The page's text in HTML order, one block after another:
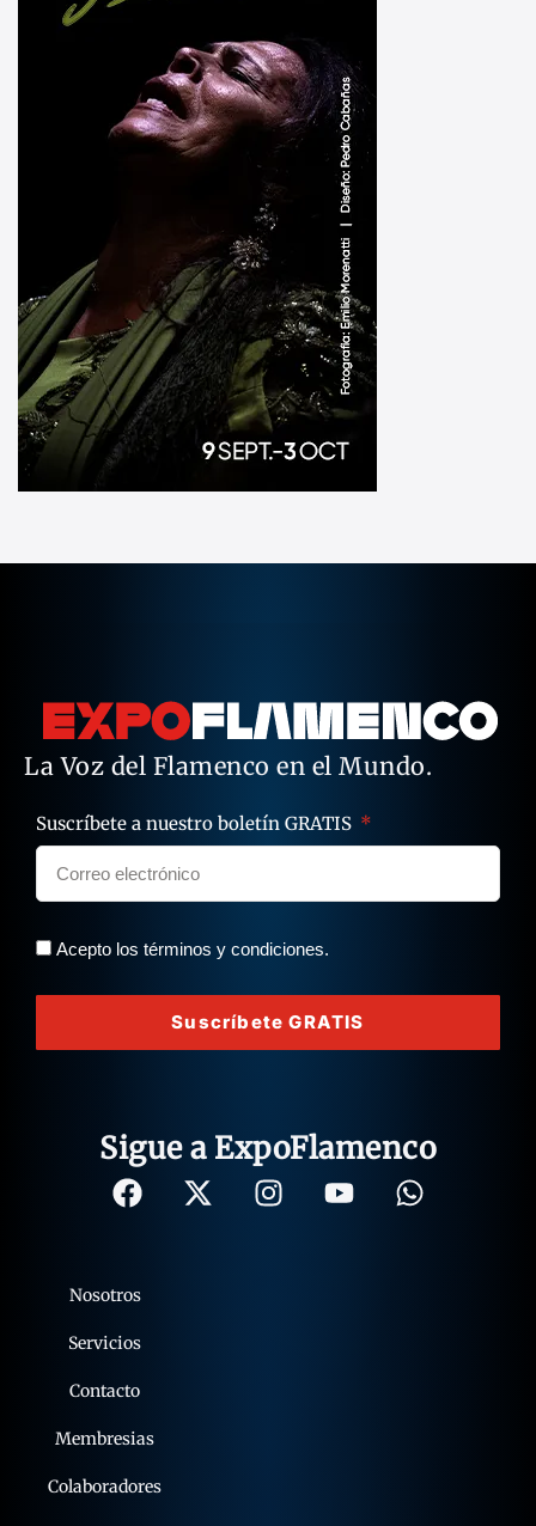
La Voz del Flamenco en el Mundo.
Suscríbete a nuestro boletín GRATIS
Acepto los términos y condiciones.
Suscríbete GRATIS
Sigue a ExpoFlamenco
Nosotros
Servicios
Contacto
Membresias
Colaboradores